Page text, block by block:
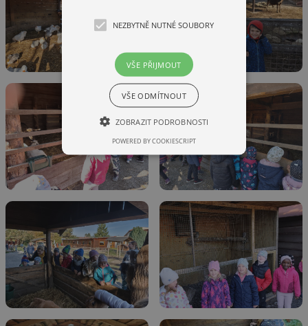
NEZBYTNĚ NUTNÉ SOUBORY
VŠE PŘIJMOUT
VŠE ODMÍTNOUT
ZOBRAZIT PODROBNOSTI
POWERED BY COOKIESCRIPT